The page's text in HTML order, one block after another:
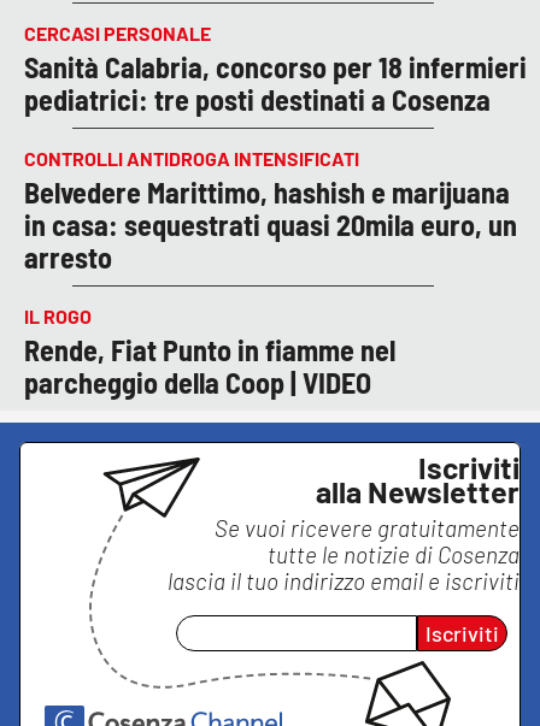
CERCASI PERSONALE
Sanità Calabria, concorso per 18 infermieri
pediatrici: tre posti destinati a Cosenza
CONTROLLI ANTIDROGA INTENSIFICATI
Belvedere Marittimo, hashish e marijuana
in casa: sequestrati quasi 20mila euro, un
arresto
IL ROGO
Rende, Fiat Punto in fiamme nel
parcheggio della Coop | VIDEO
Iscriviti
alla Newsletter
Se vuoi ricevere gratuitamente
tutte le notizie di Cosenza
lascia il tuo indirizzo email e iscriviti
Iscriviti